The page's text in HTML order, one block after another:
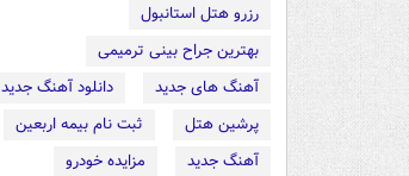
رزرو هتل استانبول
بهترین جراح بینی ترمیمی
آهنگ های جدید
دانلود آهنگ جدید
پرشین هتل
ثبت نام بیمه اربعین
آهنگ جدید
مزایده خودرو